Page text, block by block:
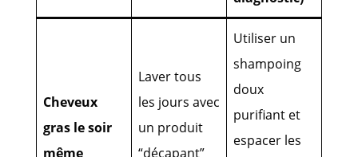
Cheveux
gras le soir
même
Laver tous
les jours avec
un produit
“décapant”
Utiliser un
shampoing
doux
purifiant et
espacer les